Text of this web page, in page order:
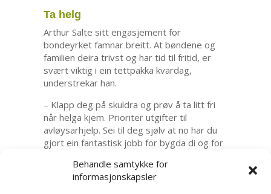
Behandle samtykke for
informasjonskapsler
Ta helg
Arthur Salte sitt engasjement for
bondeyrket famnar breitt. At bøndene og
familien deira trivst og har tid til fritid, er
svært viktig i ein tettpakka kvardag,
understrekar han.
– Klapp deg på skuldra og prøv å ta litt fri
når helga kjem. Prioriter utgifter til
avløysarhjelp. Sei til deg sjølv at no har du
gjort ein fantastisk jobb for bygda di og for
du for eksempel reise på butikken og kjøpe
ein blomekvast til kjærasten. Så lagar de